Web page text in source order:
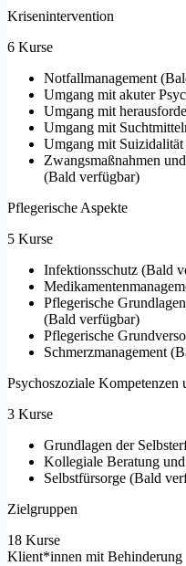
Krisenintervention
6 Kurse
Notfallmanagement (
Umgang mit akuter
Umgang mit
Umgang mit
Umgang mit Suizidalität
Zwangsmaßnahmen
(Bald verfügbar)
Pflegerische Aspekte
5 Kurse
Infektionsschutz (Bald
Pflegerische
(Bald verfügbar)
Pflegerische
Schmerzmanagement (
Psychoszoziale Kompetenzen
3 Kurse
Grundlagen der
Kollegiale Beratung
Selbstfürsorge (Bald
Zielgruppen
18 Kurse
Klient*innen mit Behinderung